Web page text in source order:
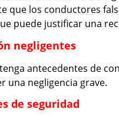
que los conductores
puede justificar una
negligentes
antecedentes de
una negligencia grave.
de seguridad